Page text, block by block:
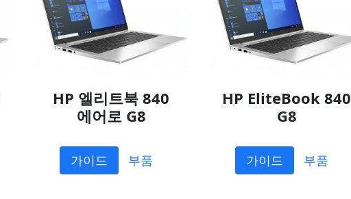
HP 엘리트북 840
에어로 G8
가이드 부품
HP EliteBook 840
G8
가이드 부품